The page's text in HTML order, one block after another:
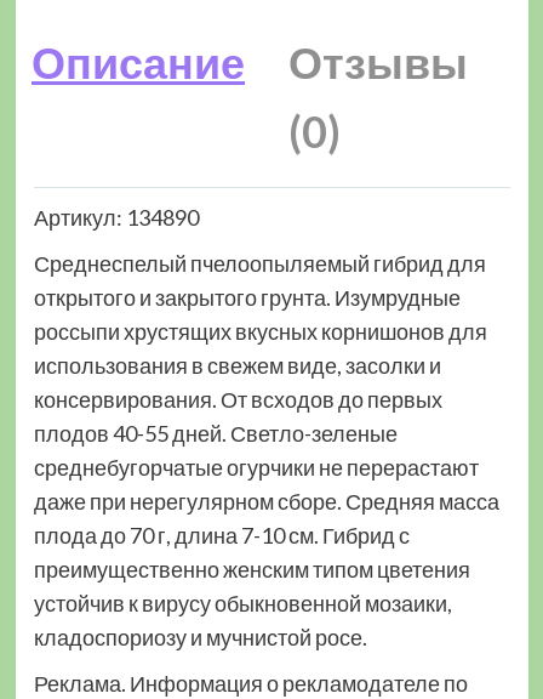
Описание
Отзывы
(0)
Артикул: 134890
Среднеспелый пчелоопыляемый гибрид для
открытого и закрытого грунта. Изумрудные
россыпи хрустящих вкусных корнишонов для
использования в свежем виде, засолки и
консервирования. От всходов до первых
плодов 40-55 дней. Светло-зеленые
среднебугорчатые огурчики не перерастают
даже при нерегулярном сборе. Средняя масса
плода до 70 г, длина 7-10 см. Гибрид с
преимущественно женским типом цветения
устойчив к вирусу обыкновенной мозаики,
кладоспориозу и мучнистой росе.
Реклама. Информация о рекламодателе по